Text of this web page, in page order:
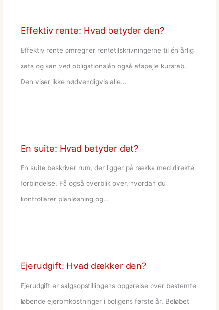
Effektiv rente: Hvad betyder den?
Effektiv rente omregner rentetilskrivningerne til én årlig
sats og kan ved obligationslån også afspejle kurstab.
Den viser ikke nødvendigvis alle…
En suite: Hvad betyder det?
En suite beskriver rum, der ligger på række med direkte
forbindelse. Få også overblik over, hvordan du
kontrollerer planløsning og…
Ejerudgift: Hvad dækker den?
Ejerudgift er salgsopstillingens opgørelse over bestemte
løbende ejeromkostninger i boligens første år. Beløbet